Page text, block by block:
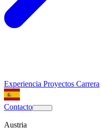
Experiencia Proyectos Carrera
Contacto
Austria